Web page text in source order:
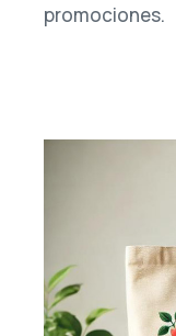
promociones.